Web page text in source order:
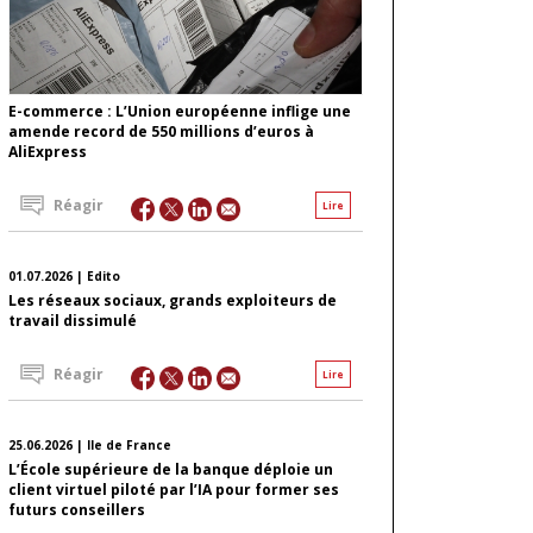
E-commerce : L’Union européenne inflige une
amende record de 550 millions d’euros à
AliExpress
Lire
Réagir
01.07.2026 | Edito
Les réseaux sociaux, grands exploiteurs de
travail dissimulé
Lire
Réagir
25.06.2026 | Ile de France
L’École supérieure de la banque déploie un
client virtuel piloté par l’IA pour former ses
futurs conseillers